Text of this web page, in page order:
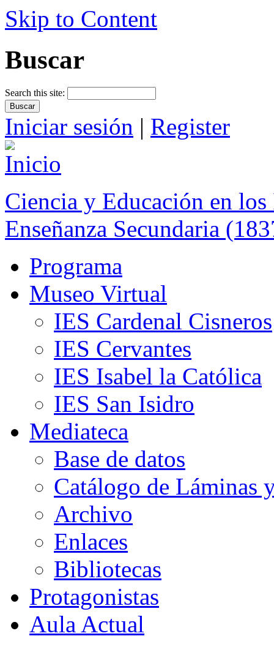
Skip to Content
Buscar
Search this site:
Iniciar sesión | Register
Ciencia y Educación en
Enseñanza Secundaria
Programa
Museo Virtual
IES Cardenal Cisneros
IES Cervantes
IES Isabel la Católica
IES San Isidro
Mediateca
Base de datos
Catálogo de Láminas
Archivo
Enlaces
Bibliotecas
Protagonistas
Aula Actual